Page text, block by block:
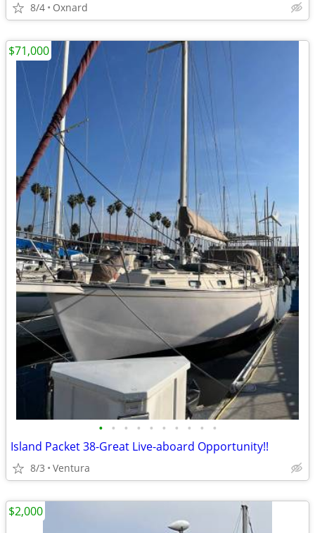
8/4 Oxnard
• • • • • • • • • •
Island Packet 38-Great Live-aboard Opportunity!!
8/3 Ventura
$71,000
$2,000